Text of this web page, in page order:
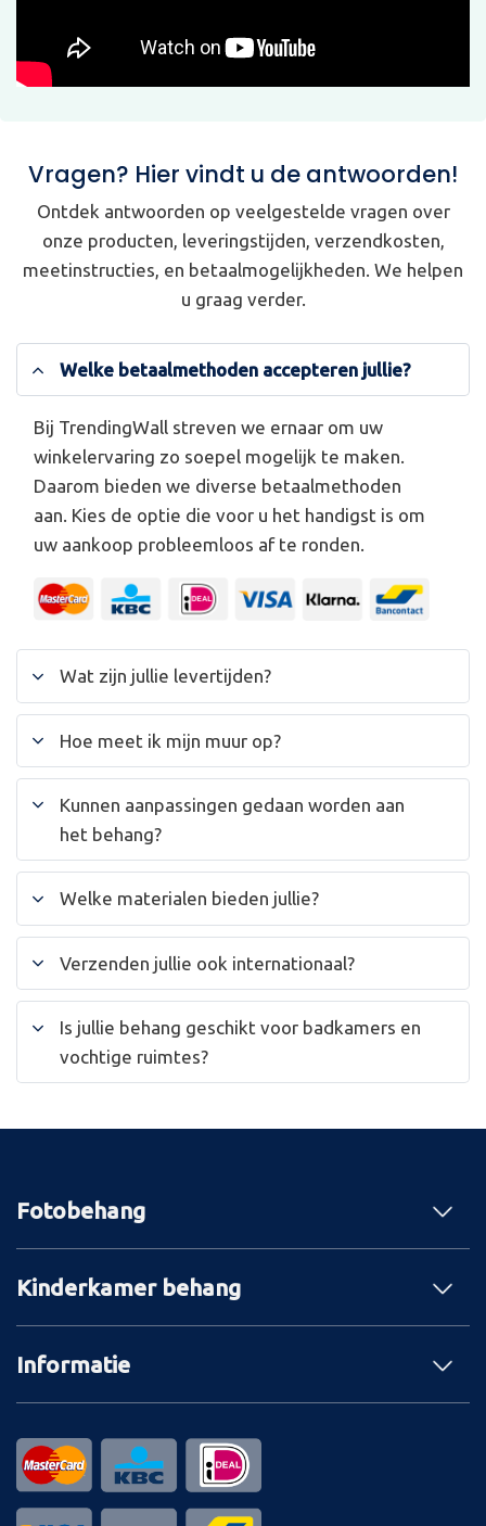
Vragen? Hier vindt u de antwoorden!
Ontdek antwoorden op veelgestelde vragen over
onze producten, leveringstijden, verzendkosten,
meetinstructies, en betaalmogelijkheden. We helpen
u graag verder.
Welke betaalmethoden accepteren jullie?
Bij TrendingWall streven we ernaar om uw
winkelervaring zo soepel mogelijk te maken.
Daarom bieden we diverse betaalmethoden
aan. Kies de optie die voor u het handigst is om
uw aankoop probleemloos af te ronden.
Wat zijn jullie levertijden?
Hoe meet ik mijn muur op?
Kunnen aanpassingen gedaan worden aan
het behang?
Welke materialen bieden jullie?
Verzenden jullie ook internationaal?
Is jullie behang geschikt voor badkamers en
vochtige ruimtes?
Fotobehang
Kinderkamer behang
Informatie